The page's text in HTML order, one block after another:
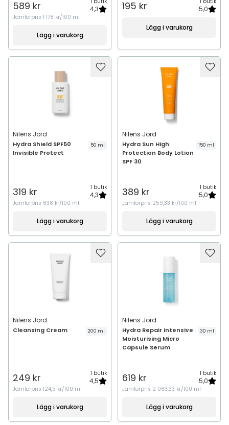
589 kr 4,3
Jämförpris 1 178 kr/100 ml
Lägg i varukorg
195 kr 5,0
Lägg i varukorg
Nilens Jord
Hydra Shield SPF50
Invisible Protect
50 ml
319 kr 1 butik
4,3
Jämförpris 638 kr/100 ml
Lägg i varukorg
Nilens Jord
Hydra Sun High
Protection Body Lotion
SPF 30
150 ml
389 kr 1 butik
5,0
Jämförpris 259,33 kr/100 ml
Lägg i varukorg
Nilens Jord
Cleansing Cream 200 ml
249 kr 1 butik
4,5
Jämförpris 124,5 kr/100 ml
Lägg i varukorg
Nilens Jord
Hydra Repair Intensive
Moisturising Micro
Capsule Serum
30 ml
619 kr 1 butik
5,0
Jämförpris 2 063,33 kr/100 ml
Lägg i varukorg